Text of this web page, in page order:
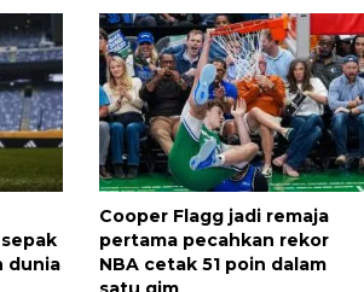
dunia
Cooper Flagg jadi remaja
pertama pecahkan rekor
NBA cetak 51 poin dalam
1 Juni